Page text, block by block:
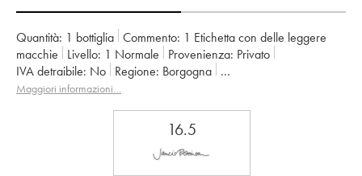
Quantità: 1 bottiglia Commento: 1 Etichetta con delle leggere
macchie
Livello: 1 Normale Provenienza:
privato
IVA detraibile:
no Regione:
Borgogna
Denominazione: Bourgogne
Maggiori informazioni…
16.5